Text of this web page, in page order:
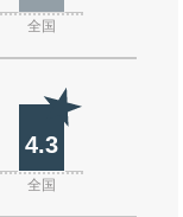
全国
4.3
全国